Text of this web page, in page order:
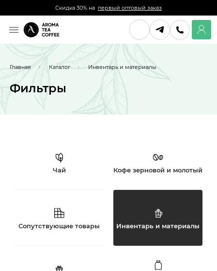
Скидка 30% на первый оптовый заказ
Главная Каталог Инвентарь и материалы
Фильтры
Чай Кофе зерновой и молотый
Сопутствующие товары Инвентарь и материалы